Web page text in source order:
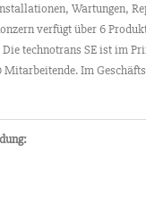
Wartungen,
verfügt über 6
technotrans SE ist im
Im